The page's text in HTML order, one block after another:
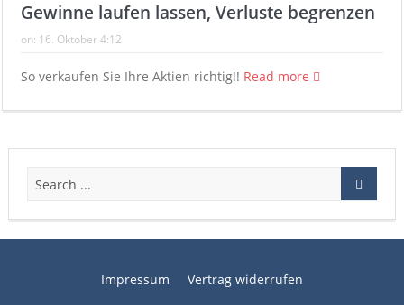
Gewinne laufen lassen, Verluste begrenzen
on: 16. Oktober 4:12
So verkaufen Sie Ihre Aktien richtig!! Read more
Impressum Vertrag widerrufen